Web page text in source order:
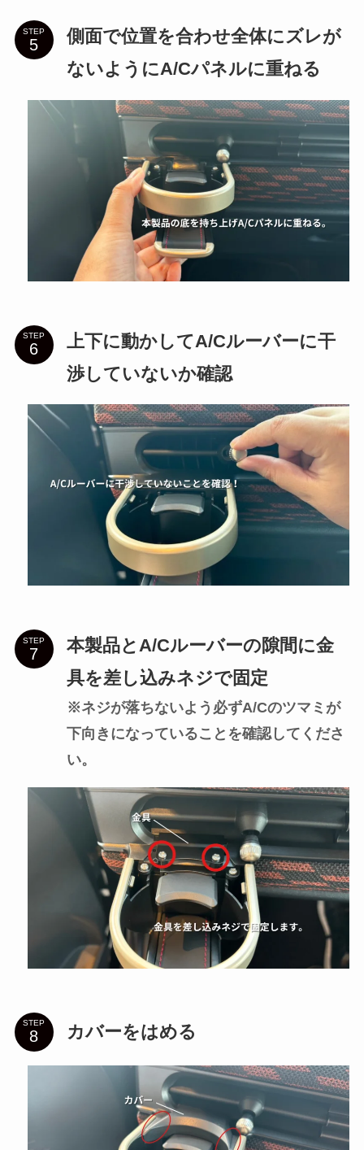
STEP
側面で位置を合わせ全体にズレが
ないようにA/Cパネルに重ねる
STEP
上下に動かしてA/Cルーバーに干
渉していないか確認
STEP
本製品とA/Cルーバーの隙間に金
具を差し込みネジで固定
※ネジが落ちないよう必ずA/Cのツマミが
下向きになっていることを確認してくださ
い。
STEP カバーをはめる